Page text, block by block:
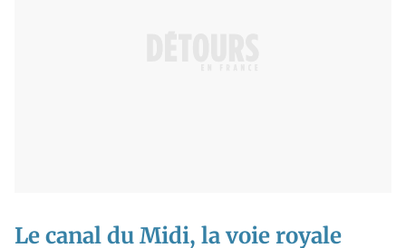
Le canal du Midi, la voie royale